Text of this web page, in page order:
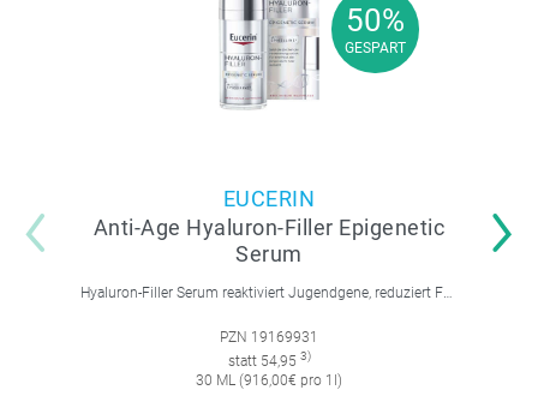
50%
GESPART
50%
GESPART
EUCERIN
Anti-Age Hyaluron-Filler Epigenetic
Serum
Hyaluron-Filler Serum reaktiviert Jugendgene, reduziert Falten und feine Linien, spendet intensive Feuchtigkeit und strafft die Gesichtskonturen.
PZN 19169931
statt 54,95 3)
30 ML (916,00€ pro 1l)